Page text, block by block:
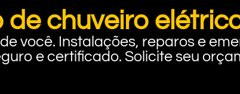
de chuveiro
você. Instalações, reparos e
e certificado. Solicite seu